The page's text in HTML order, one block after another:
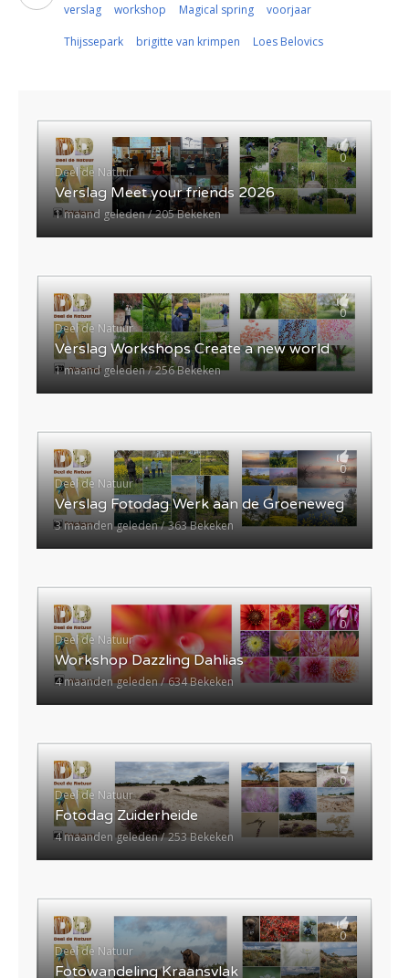
verslag workshop Magical spring voorjaar
Thijssepark brigitte van krimpen Loes Belovics
0
Deel de Natuur
Verslag Meet your friends 2026
1 maand geleden 205 Bekeken
0
Deel de Natuur
Verslag Workshops Create a new world
1 maand geleden 256 Bekeken
0
Deel de Natuur
Verslag Fotodag Werk aan de Groeneweg
3 maanden geleden 363 Bekeken
0
Deel de Natuur
Workshop Dazzling Dahlias
4 maanden geleden 634 Bekeken
0
Deel de Natuur
Fotodag Zuiderheide
4 maanden geleden 253 Bekeken
0
Deel de Natuur
Fotowandeling Kraansvlak